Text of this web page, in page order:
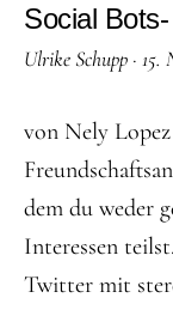
Social
Ulrike Schupp · 15.
von Nely
dem du weder
Interessen
Twitter mit